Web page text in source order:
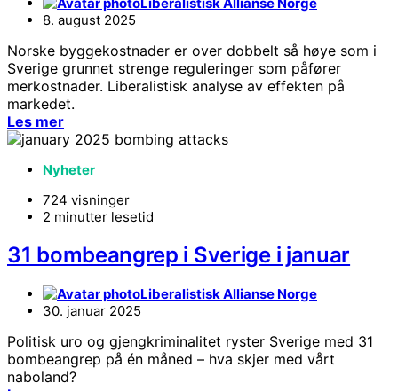
8. august 2025
Norske byggekostnader er over dobbelt så høye som i
Sverige grunnet strenge reguleringer som påfører
merkostnader. Liberalistisk analyse av effekten på
markedet.
Les mer
Nyheter
724 visninger
2 minutter lesetid
31 bombeangrep i Sverige i januar
Liberalistisk Allianse Norge
30. januar 2025
Politisk uro og gjengkriminalitet ryster Sverige med 31
bombeangrep på én måned – hva skjer med vårt
naboland?